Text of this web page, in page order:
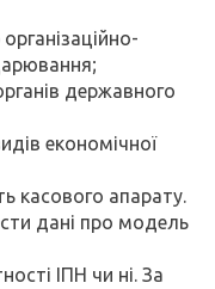
державного
економічної
касового апарату.
дані про модель
ІПН чи ні. За